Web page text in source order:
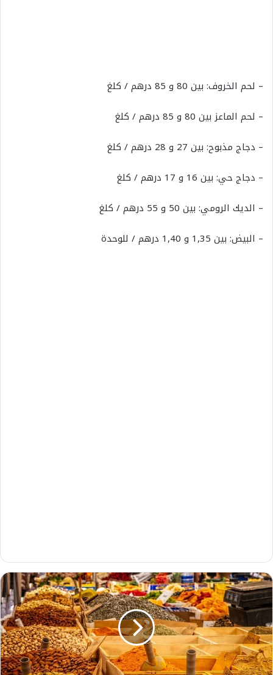
– لحم الخروف: بين 80 و 85 درهم / كلغ
– لحم الماعز بين 80 و 85 درهم / كلغ
– دجاج مذبوح: بين 27 و 28 درهم / كلغ
– دجاج حي: بين 16 و 17 درهم / كلغ
– الديك الرومي: بين 50 و 55 درهم / كلغ
– البيض: بين 1,35 و 1,40 درهم / للوحدة
ج
ه
ة
ن
ي
م
ل